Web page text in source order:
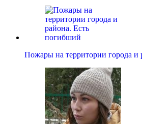
Пожары на территории города и